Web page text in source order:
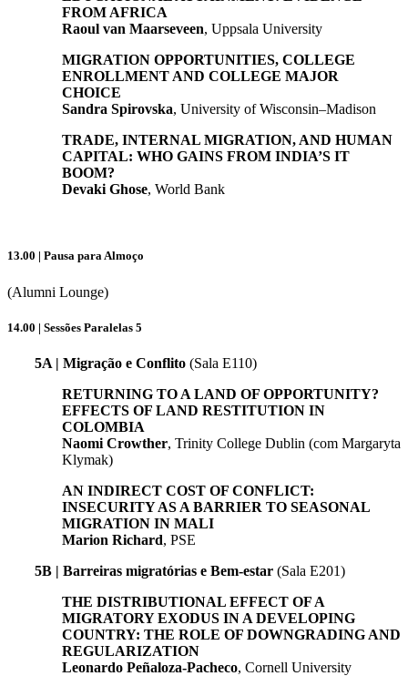
FROM AFRICA
Raoul van Maarseveen, Uppsala University
MIGRATION OPPORTUNITIES, COLLEGE
ENROLLMENT AND COLLEGE MAJOR
CHOICE
Sandra Spirovska, University of Wisconsin–Madison
TRADE, INTERNAL MIGRATION, AND HUMAN
CAPITAL: WHO GAINS FROM INDIA’S IT
BOOM?
Devaki Ghose, World Bank
13.00 | Pausa para Almoço
(Alumni Lounge)
14.00 | Sessões Paralelas 5
5A | Migração e Conflito (Sala E110)
RETURNING TO A LAND OF OPPORTUNITY?
EFFECTS OF LAND RESTITUTION IN
COLOMBIA
Naomi Crowther, Trinity College Dublin (com Margaryta
Klymak)
AN INDIRECT COST OF CONFLICT:
INSECURITY AS A BARRIER TO SEASONAL
MIGRATION IN MALI
Marion Richard, PSE
5B | Barreiras migratórias e Bem-estar (Sala E201)
THE DISTRIBUTIONAL EFFECT OF A
MIGRATORY EXODUS IN A DEVELOPING
COUNTRY: THE ROLE OF DOWNGRADING AND
REGULARIZATION
Leonardo Peñaloza-Pacheco, Cornell University